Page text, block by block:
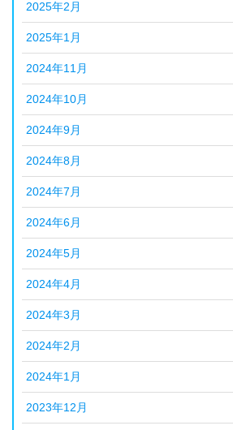
2025年2月
2025年1月
2024年11月
2024年10月
2024年9月
2024年8月
2024年7月
2024年6月
2024年5月
2024年4月
2024年3月
2024年2月
2024年1月
2023年12月